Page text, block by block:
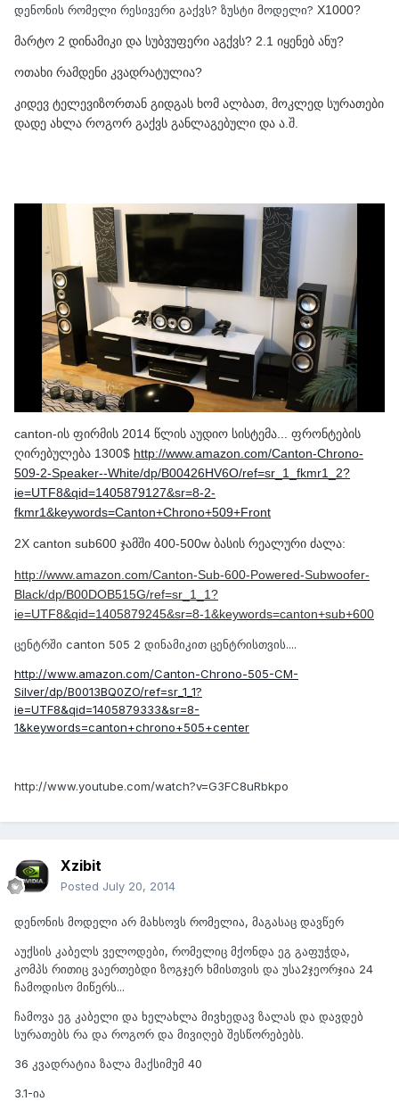
დენონის რომელი რესივერი გაქვს? ზუსტი მოდელი? X1000?
მარტო 2 დინამიკი და სუბვუფერი აგქვს? 2.1 იყენებ ანუ?
ოთახი რამდენი კვადრატულია?
კიდევ ტელევიზორთან გიდგას ხომ ალბათ, მოკლედ სურათები
დადე ახლა როგორ გაქვს განლაგებული და ა.შ.
canton-ის ფირმის 2014 წლის აუდიო სისტემა... ფრონტების
ღირებულება 1300$ http://www.amazon.com/Canton-Chrono-
509-2-Speaker--White/dp/B00426HV6O/ref=sr_1_fkmr1_2?
ie=UTF8&qid=1405879127&sr=8-2-
fkmr1&keywords=Canton+Chrono+509+Front
2X canton sub600 ჯამში 400-500w ბასის რეალური ძალა:
http://www.amazon.com/Canton-Sub-600-Powered-Subwoofer-
Black/dp/B00DOB515G/ref=sr_1_1?
ie=UTF8&qid=1405879245&sr=8-1&keywords=canton+sub+600
ცენტრში canton 505 2 დინამიკით ცენტრისთვის....
http://www.amazon.com/Canton-Chrono-505-CM-
Silver/dp/B0013BQ0ZO/ref=sr_1_1?
ie=UTF8&qid=1405879333&sr=8-
1&keywords=canton+chrono+505+center
http://www.youtube.com/watch?v=G3FC8uRbkpo
Xzibit
Posted July 20, 2014
დენონის მოდელი არ მახსოვს რომელია, მაგასაც დავწერ
აუქსის კაბელს ველოდები, რომელიც მქონდა ეგ გაფუჭდა,
კომპს რითიც ვაერთებდი ზოგჯერ ხმისთვის და უსა2ჯეორჯია 24
ჩამოდისო მიწერს...
ჩამოვა ეგ კაბელი და ხელახლა მივხედავ ზალას და დავდებ
სურათებს რა და როგორ და მივიღებ შესწორებებს.
36 კვადრატია ზალა მაქსიმუმ 40
3.1-ია